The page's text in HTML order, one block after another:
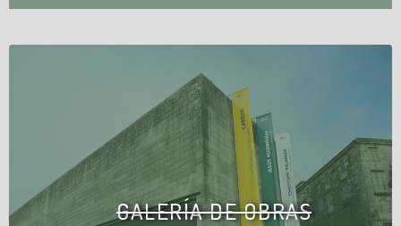
GALERÍA DE OBRAS